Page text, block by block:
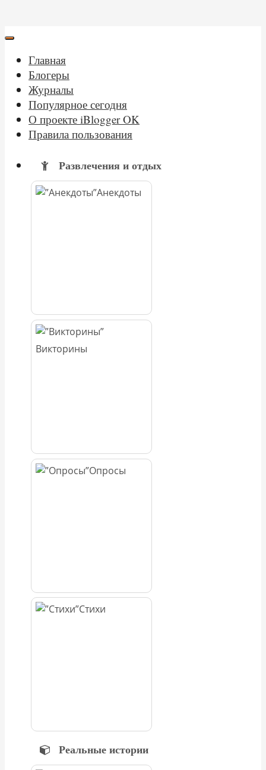
Главная
Блогеры
Журналы
Популярное сегодня
О проекте iBlogger OK
Правила пользования
Развлечения и отдых
Анекдоты
Викторины
Опросы
Стихи
Реальные истории